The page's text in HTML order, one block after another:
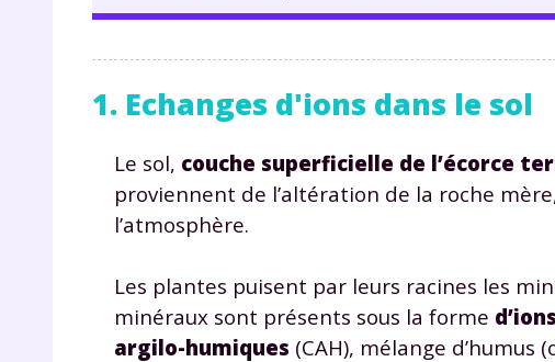
1. Echanges d'ions dans le sol
Le sol, couche superficielle de l’écorce
proviennent de l’altération de la roche
l’atmosphère.
Les plantes puisent par leurs racines les
minéraux sont présents sous la forme d’ions
argilo-humiques (CAH), mélange d’humus